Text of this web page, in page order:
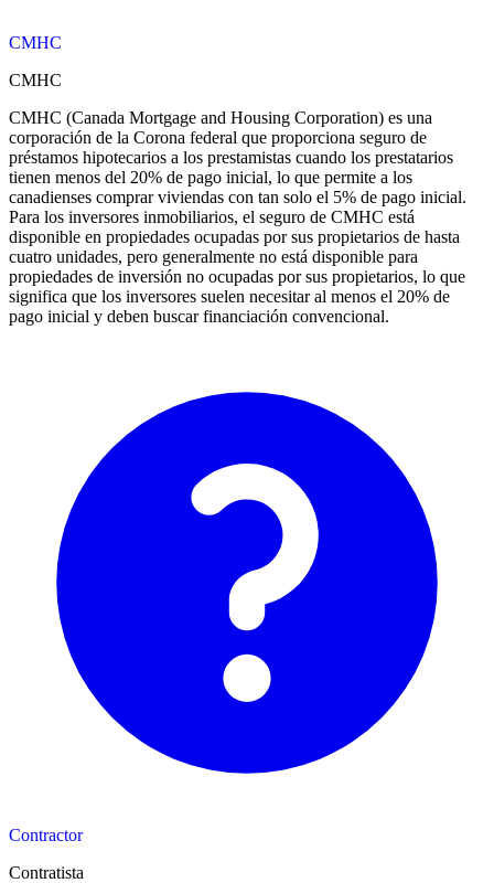
CMHC
CMHC
CMHC (Canada Mortgage and Housing Corporation) es una
corporación de la Corona federal que proporciona seguro de
préstamos hipotecarios a los prestamistas cuando los prestatarios
tienen menos del 20% de pago inicial, lo que permite a los
canadienses comprar viviendas con tan solo el 5% de pago inicial.
Para los inversores inmobiliarios, el seguro de CMHC está
disponible en propiedades ocupadas por sus propietarios de hasta
cuatro unidades, pero generalmente no está disponible para
propiedades de inversión no ocupadas por sus propietarios, lo que
significa que los inversores suelen necesitar al menos el 20% de
pago inicial y deben buscar financiación convencional.
Contractor
Contratista